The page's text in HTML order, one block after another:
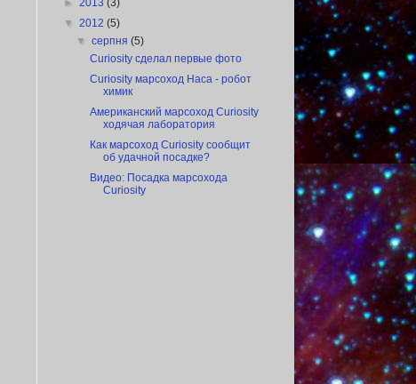
► 2013 (3)
▼ 2012 (5)
▼серпня(5)
Curiosity сделал первые фото
Curiosity марсоход Наса - робот
химик
Американский марсоход Curiosity
ходячая лаборатория
Как марсоход Сuriosity сообщит
об удачной посадке?
Видео: Посадка марсохода
Curiosity